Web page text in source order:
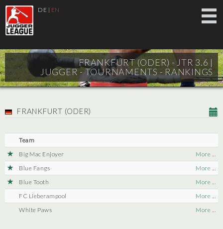
DE | EN
FRANKFURT (ODER) - JTR 3.6 |
JUGGER - TOURNAMENTS - RANKINGS
FRANKFURT (ODER)
Team
Big Mac Enjoyer
More ...
Blue Fangs
More ...
Blue Tooth
More ...
FC Lieberampool
More ...
White Paws
More ...